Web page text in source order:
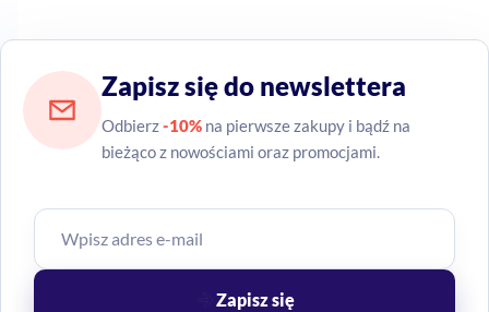
Zapisz się do newslettera
Odbierz-10% na pierwsze zakupy i bądź na
bieżąco z nowościami oraz promocjami.
Zapisz się